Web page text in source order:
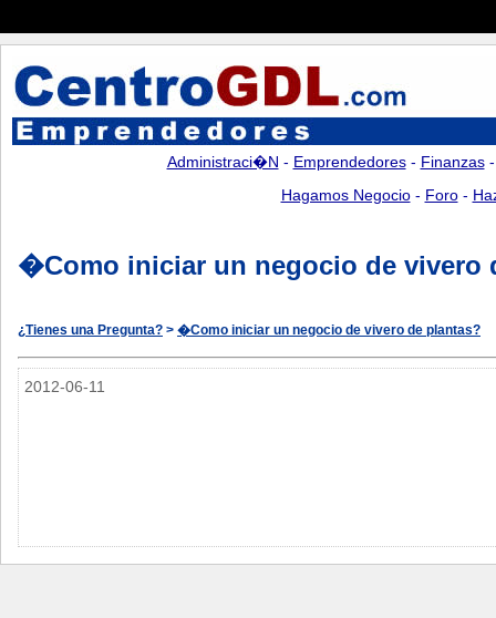
Administraci�n - Emprendedores- Finanzas
Hagamos Negocio- Foro-
�Como iniciar un negocio de vivero
¿Tienes una Pregunta? > �Como iniciar un negocio de vivero de plantas?
2012-06-11